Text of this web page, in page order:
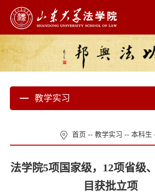
教学实习
首页 -- 教学实习 -- 本科生
法学院5项国家级，12项省级
目获批立项